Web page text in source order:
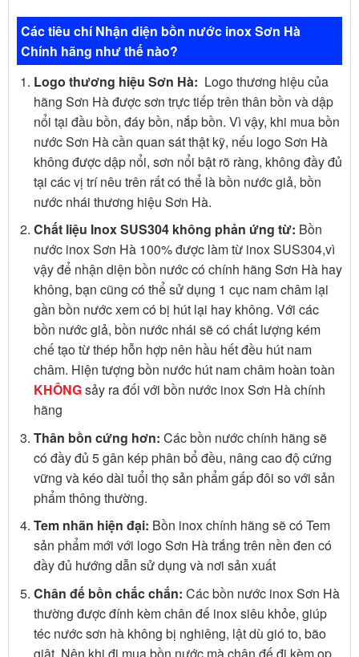
Các tiêu chí Nhận diện bồn nước inox Sơn Hà
Chính hãng như thế nào?
Logo thương hiệu Sơn Hà: Logo thương hiệu của
hãng Sơn Hà được sơn trực tiếp trên thân bồn và dập
nổi tại đầu bồn, đáy bồn, nắp bồn. Vì vậy, khi mua bồn
nước Sơn Hà cần quan sát thật kỹ, nếu logo Sơn Hà
không được dập nổi, sơn nổi bật rõ ràng, không đầy đủ
tại các vị trí nêu trên rất có thể là bồn nước giả, bồn
nước nhái thương hiệu Sơn Hà.
Chất liệu Inox SUS304 không phản ứng từ: Bồn
nước inox Sơn Hà 100% được làm từ inox SUS304,vì
vậy để nhận diện bồn nước có chính hãng Sơn Hà hay
không, bạn cũng có thể sử dụng 1 cục nam châm lại
gần bồn nước xem có bị hút lại hay không. Với các
bồn nước giả, bồn nước nhái sẽ có chất lượng kém
chế tạo từ thép hỗn hợp nên hầu hết đều hút nam
châm. Hiện tượng bồn nước hút nam châm hoàn toàn
KHÔNGsảy ra đối với bồn nước inox Sơn Hà chính
hãng
Thân bồn cứng hơn: Các bồn nước chính hãng sẽ
có đầy đủ 5 gân kép phân bổ đều, nâng cao độ cứng
vững và kéo dài tuổi thọ sản phẩm gấp đôi so với sản
phẩm thông thường.
Tem nhãn hiện đại: Bồn inox chính hãng sẽ có Tem
sản phẩm mới với logo Sơn Hà trắng trên nền đen có
đầy đủ hướng dẫn sử dụng và nơi sản xuất
Chân đế bồn chắc chắn: Các bồn nước inox Sơn Hà
thường được đính kèm chân đế inox siêu khỏe, giúp
téc nước sơn hà không bị nghiêng, lật dù gió to, bão